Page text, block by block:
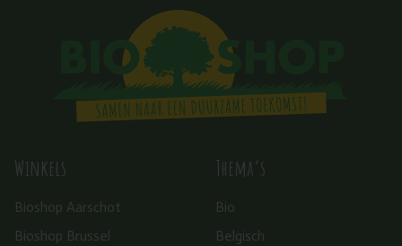
Winkels
Bioshop Aarschot
Bioshop Brussel
Thema’s
Bio
Belgisch